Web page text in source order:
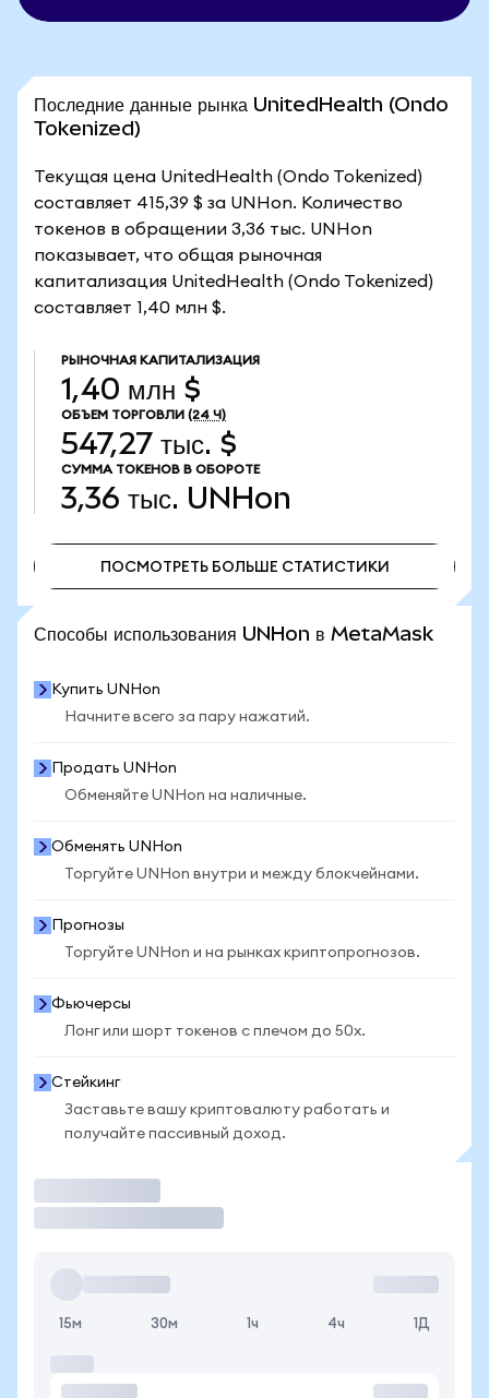
Последние данные рынка UnitedHealth (Ondo
Tokenized)
Текущая цена UnitedHealth (Ondo Tokenized)
составляет 415,39 $ за UNHon. Количество
токенов в обращении 3,36 тыс. UNHon
показывает, что общая рыночная
капитализация UnitedHealth (Ondo Tokenized)
составляет 1,40 млн $.
РЫНОЧНАЯ КАПИТАЛИЗАЦИЯ
1,40 млн $
ОБЪЕМ ТОРГОВЛИ (24 Ч)
547,27 тыс. $
СУММА ТОКЕНОВ В ОБОРОТЕ
3,36 тыс. UNHon
ПОСМОТРЕТЬ БОЛЬШЕ СТАТИСТИКИ
Способы использования UNHon в MetaMask
Купить UNHon
Начните всего за пару нажатий.
Продать UNHon
Обменяйте UNHon на наличные.
Обменять UNHon
Торгуйте UNHon внутри и между блокчейнами.
Прогнозы
Торгуйте UNHon и на рынках криптопрогнозов.
Фьючерсы
Лонг или шорт токенов с плечом до 50x.
Стейкинг
Заставьте вашу криптовалюту работать и
получайте пассивный доход.
15м 30м 1ч 4ч 1Д